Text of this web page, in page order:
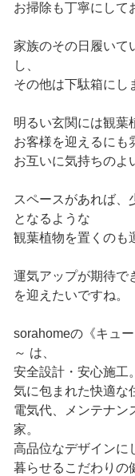
お掃除も丁寧にして
家族のその日履いて
し、
その他は下駄箱にし
明るい玄関には観葉
お客様を迎えるにも
お互いに気持ちのよ
スペースがあれば、
となるような
観葉植物を置くのも
運気アップが期待で
を迎えたいですね。
sorahomeの《キュ
～ は、
安全設計・安心施工
気に包まれた快適な
電気代、メンテナン
家。
高品位なデザインに
暮らせるこだわりの